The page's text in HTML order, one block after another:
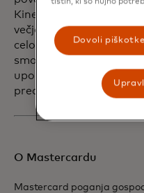
Kinexys Digital
večjo hitrost in
celotno vrednostno
smo nad to integracijo
uporabe, ki jih bo
prednosti in inovacije
O Mastercardu
Mastercard poganja
Dovoli piškotke